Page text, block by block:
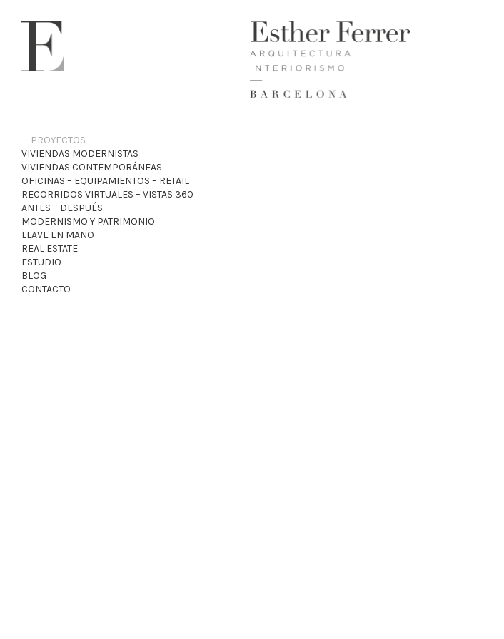
PROYECTOS
VIVIENDAS MODERNISTAS
VIVIENDAS CONTEMPORÁNEAS
OFICINAS – EQUIPAMIENTOS – RETAIL
RECORRIDOS VIRTUALES – VISTAS 360
ANTES – DESPUÉS
MODERNISMO Y PATRIMONIO
LLAVE EN MANO
REAL ESTATE
ESTUDIO
BLOG
CONTACTO